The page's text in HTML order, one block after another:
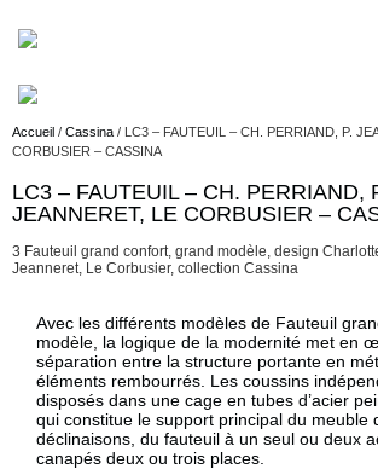
Accueil / Cassina / LC3 – FAUTEUIL – CH. PERRIAND, P.
CORBUSIER – CASSINA
LC3 – FAUTEUIL – CH. PERRIAND,
JEANNERET, LE CORBUSIER –
3 Fauteuil grand confort, grand modèle, design
Jeanneret, Le Corbusier, collection Cassina
Description
Description
Avec les différents modèles de Fauteuil
modèle, la logique de la modernité met en
séparation entre la structure portante en
éléments rembourrés. Les coussins
disposés dans une cage en tubes d’acier
qui constitue le support principal du meuble
déclinaisons, du fauteuil à un seul ou deux
canapés deux ou trois places.